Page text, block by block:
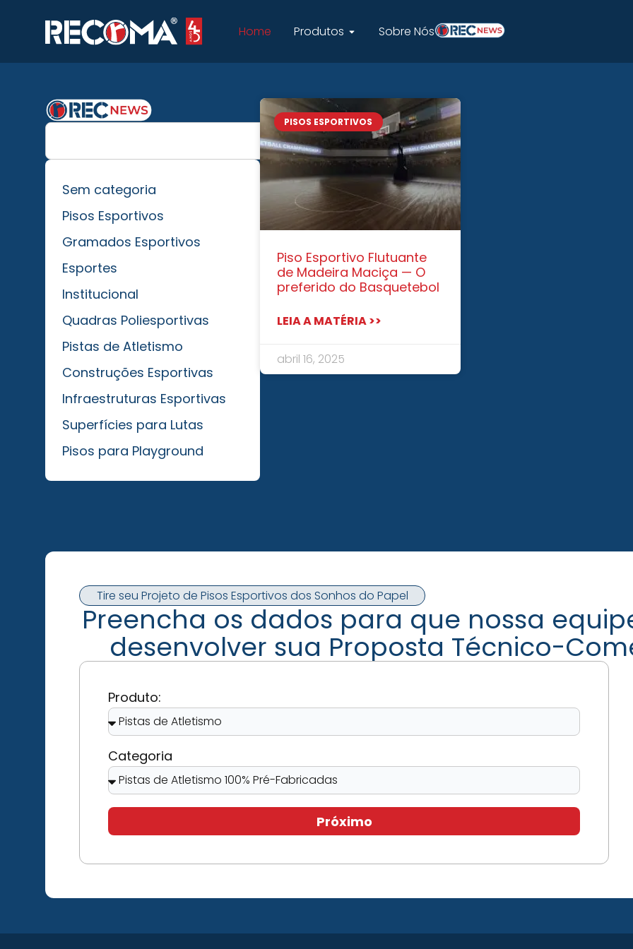
Home Produtos Sobre Nós
Sem categoria
Pisos Esportivos
Gramados Esportivos
Esportes
Institucional
Quadras Poliesportivas
Pistas de Atletismo
Construções Esportivas
Infraestruturas Esportivas
Superfícies para Lutas
Pisos para Playground
PISOS ESPORTIVOS
Piso Esportivo Flutuante
de Madeira Maciça — O
preferido do Basquetebol
LEIA A MATÉRIA >>
abril 16, 2025
Tire seu Projeto de Pisos Esportivos dos Sonhos do Papel
Preencha os dados para que nossa
desenvolver sua Proposta Técnico-
Produto:
Categoria
Próximo